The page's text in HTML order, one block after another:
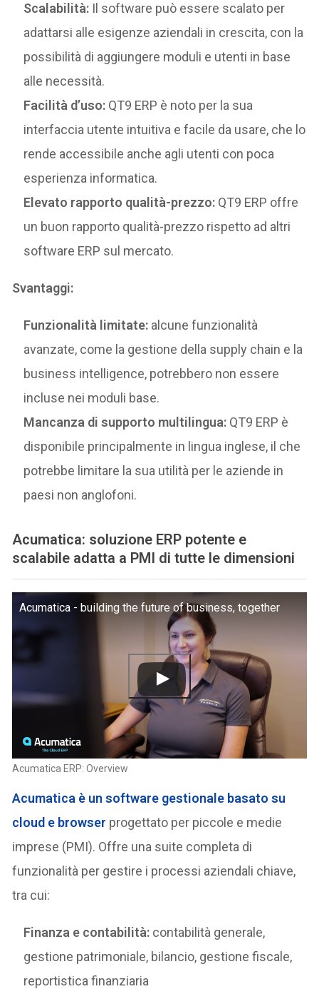
Scalabilità: Il software può essere scalato per
adattarsi alle esigenze aziendali in crescita, con la
possibilità di aggiungere moduli e utenti in base
alle necessità.
Facilità d’uso: QT9 ERP è noto per la sua
interfaccia utente intuitiva e facile da usare, che lo
rende accessibile anche agli utenti con poca
esperienza informatica.
Elevato rapporto qualità-prezzo: QT9 ERP offre
un buon rapporto qualità-prezzo rispetto ad altri
software ERP sul mercato.
Svantaggi:
Funzionalità limitate: alcune funzionalità
avanzate, come la gestione della supply chain e la
business intelligence, potrebbero non essere
incluse nei moduli base.
Mancanza di supporto multilingua: QT9 ERP è
disponibile principalmente in lingua inglese, il che
potrebbe limitare la sua utilità per le aziende in
paesi non anglofoni.
Acumatica: soluzione ERP potente e
scalabile adatta a PMI di tutte le dimensioni
Acumatica - building the future of business, together
Acumatica ERP: Overview
Acumatica è un software gestionale basato su
cloud e browser progettato per piccole e medie
imprese (PMI). Offre una suite completa di
funzionalità per gestire i processi aziendali chiave,
tra cui:
Finanza e contabilità: contabilità generale,
gestione patrimoniale, bilancio, gestione fiscale,
reportistica finanziaria